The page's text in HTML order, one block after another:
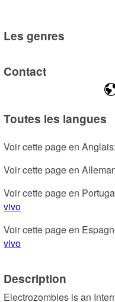
Les genres
Contact
Toutes les langues
Voir cette page en Anglais:
Voir cette page en
Voir cette page en
vivo
Voir cette page en
vivo
Description
Electrozombies is an